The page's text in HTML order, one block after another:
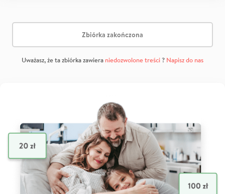
Zbiórka zakończona
Uważasz, że ta zbiórka zawiera niedozwolone treści? Napisz do nas